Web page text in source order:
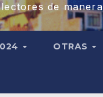
de
OTRAS